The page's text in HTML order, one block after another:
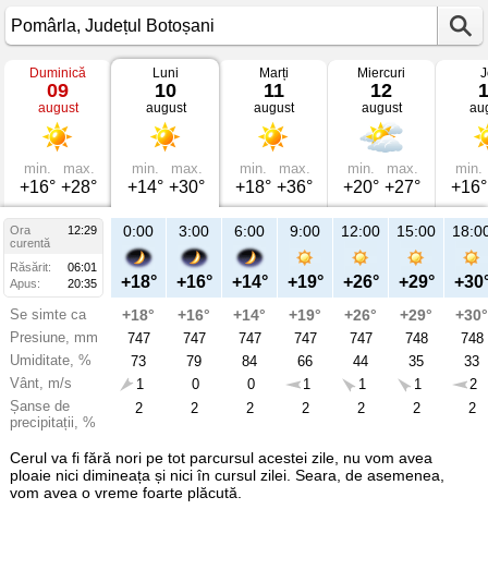
Vremea
Pomârla
mâine
Județul
Botoșani
Duminică
09
august
min.
+16°
max.
+28°
Luni
10
august
min.
+14°
max.
+30°
Marți
11
august
min.
+18°
max.
+36°
Miercuri
12
august
min.
+20°
max.
+27°
min.
+16°
Ora
12:29
curentă
Răsărit:
06:01
Apus:
20:35
Se simte ca
Presiune, mm
Umiditate, %
Vânt, m/s
Șanse de
precipitații, %
21:00
+23°
+23°
747
47
1
2
Lu
aug
0:00
+18°
+18°
747
73
1
2
3:00
+16°
+16°
747
79
0
2
6:00
+14°
+14°
747
84
0
2
9:00
+19°
+19°
747
66
1
2
12:00
+26°
+26°
747
44
1
2
15:00
+29°
+29°
748
35
1
2
+30°
748
33
2
2
Cerul va fi fără nori pe tot parcursul acestei zile, nu vom avea
ploaie nici dimineața și nici în cursul zilei. Seara, de asemenea,
vom avea o vreme foarte plăcută.